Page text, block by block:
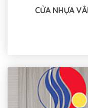
CỬA NHỰA